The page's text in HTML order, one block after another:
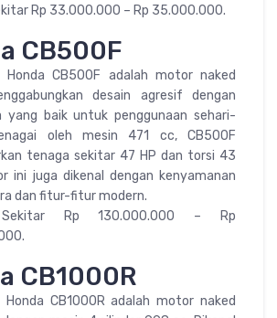
Rp 33.000.000 – Rp 35.000.000.
CB500F
Honda CB500F adalah motor naked
desain agresif dengan
yang baik untuk penggunaan sehari-
oleh mesin 471 cc, CB500F
tenaga sekitar 47 HP dan torsi 43
ini juga dikenal dengan kenyamanan
dan fitur-fitur modern.
Sekitar Rp 130.000.000 – Rp
CB1000R
Honda CB1000R adalah motor naked